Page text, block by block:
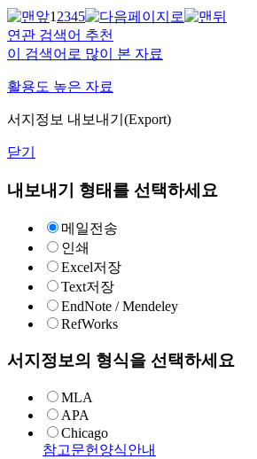
12345
연관 검색어 추천
이 검색어로 많이 본 자료
활용도 높은 자료
서지정보 내보내기(Export)
닫기
내보내기 형태를 선택하세요
메일전송
인쇄
Excel저장
Text저장
EndNote / Mendeley
RefWorks
서지정보의 형식을 선택하세요
MLA
APA
Chicago
참고문헌양식안내